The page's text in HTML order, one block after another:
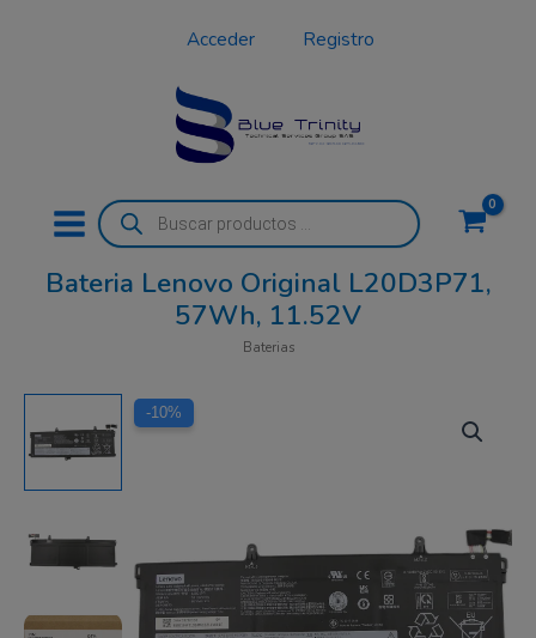
Acceder Registro
Búsqueda
de
productos
Bateria Lenovo Original L20D3P71,
57Wh, 11.52V
Baterias
-10%
El
original
$ 3.129.$ 2.816.